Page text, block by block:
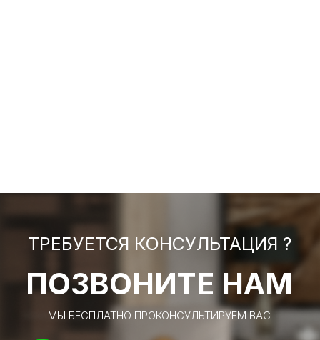
ТРЕБУЕТСЯ КОНСУЛЬТАЦИЯ ?
ПОЗВОНИТЕ НАМ
МЫ БЕСПЛАТНО ПРОКОНСУЛЬТИРУЕМ ВАС